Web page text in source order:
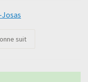
suit